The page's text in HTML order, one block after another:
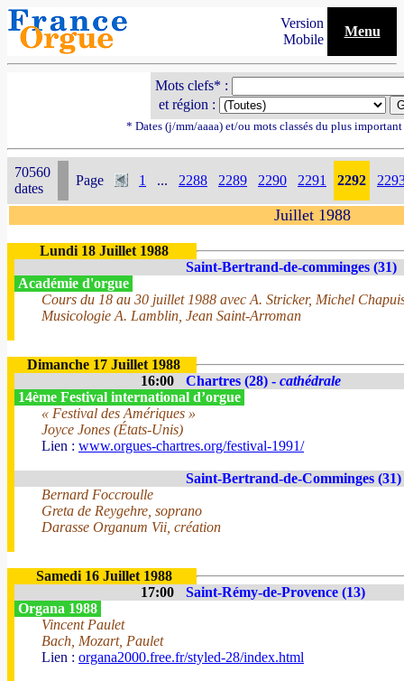
Version
Mobile
Menu
Mots clefs* :
et région :
* Dates (j/mm/aaaa) et/ou mots classés du plus
70560
dates
Page 1 ... 2288 2289 2290 2291 2292
Juillet 1988
Lundi 18 Juillet 1988
Saint-Bertrand-de-comminges (31)
Académie d'orgue
Cours du 18 au 30 juillet 1988 avec A. Stricker, Michel
Musicologie A. Lamblin, Jean Saint-Arroman
Dimanche 17 Juillet 1988
16:00
Chartres (28) - cathédrale
14ème Festival international d’orgue
« Festival des Amériques »
Joyce Jones (États-Unis)
Lien : www.orgues-chartres.org/festival-1991/
Saint-Bertrand-de-Comminges (31)
Bernard Foccroulle
Greta de Reygehre, soprano
Darasse Organum Vii, création
Samedi 16 Juillet 1988
17:00
Saint-Rémy-de-Provence (13)
Organa 1988
Vincent Paulet
Bach, Mozart, Paulet
Lien : organa2000.free.fr/styled-28/index.html